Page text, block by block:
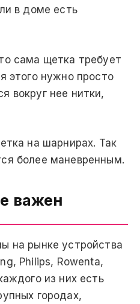
в доме есть
сама щетка требует
этого нужно просто
вокруг нее нитки,
на шарнирах. Так
более маневренным.
важен
на рынке устройства
Philips, Rowenta,
из них есть
городах,